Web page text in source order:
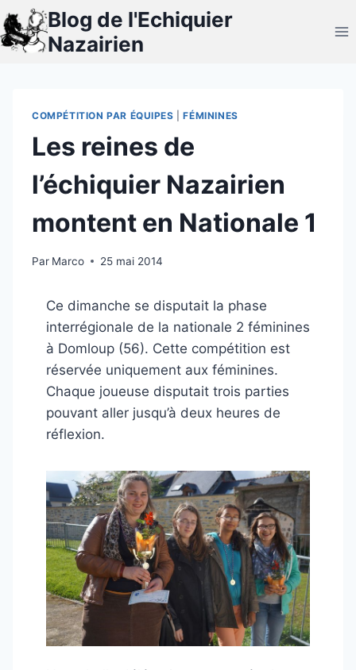
Aller
au
contenu
Blog de l'Echiquier
Nazairien
COMPÉTITION PAR ÉQUIPES |FÉMININES
Les reines de
l’échiquier Nazairien
montent en Nationale 1
Par Marco 25 mai 2014
Ce dimanche se disputait la phase
interrégionale de la nationale 2 féminines
à Domloup (56). Cette compétition est
réservée uniquement aux féminines.
Chaque joueuse disputait trois parties
pouvant aller jusqu’à deux heures de
réflexion.